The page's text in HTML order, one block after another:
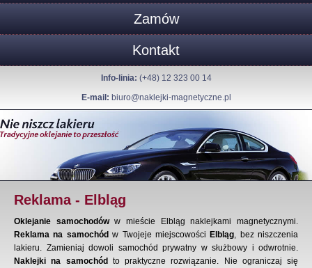
Zamów
Kontakt
Info-linia: (+48) 12 323 00 14
E-mail: biuro@naklejki-magnetyczne.pl
Reklama - Elbląg
Oklejanie samochodóww mieście Elbląg naklejkami magnetycznymi.
Reklama na samochód w Twojeje miejscowości Elbląg, bez niszczenia
lakieru. Zamieniaj dowoli samochód prywatny w służbowy i odwrotnie.
Naklejki na samochód
to praktyczne rozwiązanie. Nie ograniczaj się